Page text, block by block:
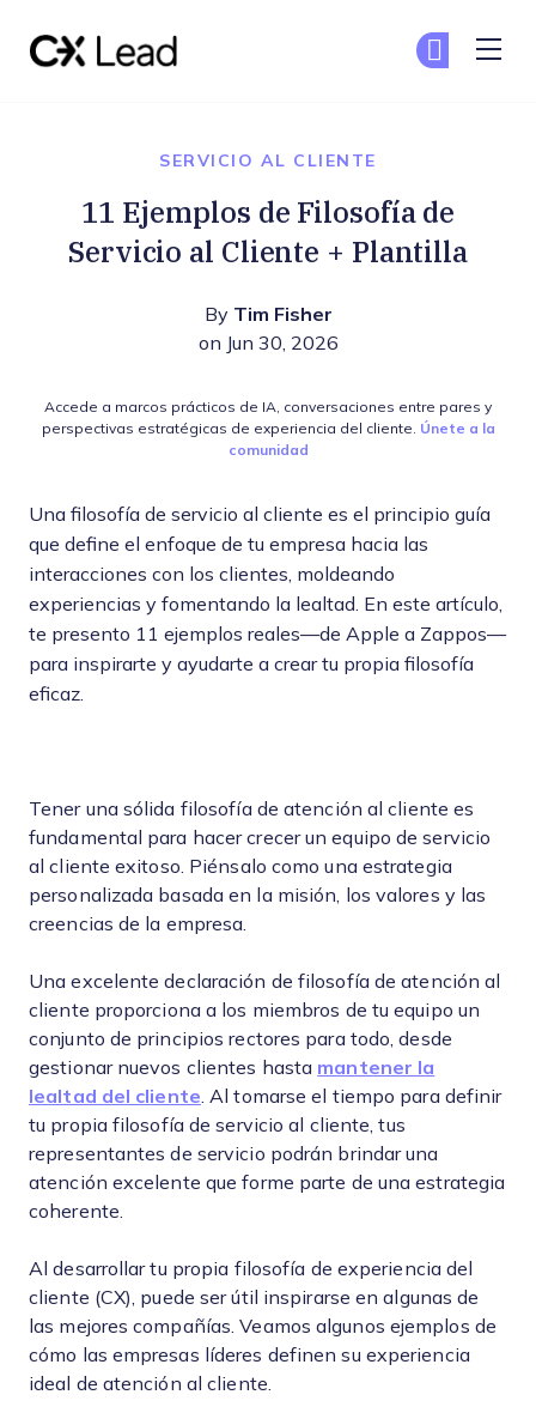
SERVICIO AL CLIENTE
11 Ejemplos de Filosofía de
Servicio al Cliente + Plantilla
By Tim Fisher
on Jun 30, 2026
Accede a marcos prácticos de IA, conversaciones entre pares y
perspectivas estratégicas de experiencia del cliente. Únete a la
comunidad
Una filosofía de servicio al cliente es el principio guía
que define el enfoque de tu empresa hacia las
interacciones con los clientes, moldeando
experiencias y fomentando la lealtad. En este artículo,
te presento 11 ejemplos reales—de Apple a Zappos—
para inspirarte y ayudarte a crear tu propia filosofía
eficaz.
Tener una sólida filosofía de atención al cliente es
fundamental para hacer crecer un equipo de servicio
al cliente exitoso. Piénsalo como una estrategia
personalizada basada en la misión, los valores y las
creencias de la empresa.
Una excelente declaración de filosofía de atención al
cliente proporciona a los miembros de tu equipo un
conjunto de principios rectores para todo, desde
gestionar nuevos clientes hasta mantener la
lealtad del cliente . Al tomarse el tiempo para definir
tu propia filosofía de servicio al cliente, tus
representantes de servicio podrán brindar una
atención excelente que forme parte de una estrategia
coherente.
Al desarrollar tu propia filosofía de experiencia del
cliente (CX), puede ser útil inspirarse en algunas de
las mejores compañías. Veamos algunos ejemplos de
cómo las empresas líderes definen su experiencia
ideal de atención al cliente.